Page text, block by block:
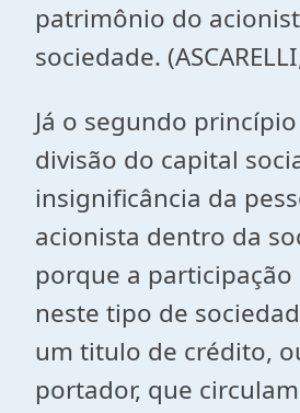
patrimônio do
sociedade.
Já o segundo
divisão do capital
insignificância da
acionista dentro da
porque a
neste tipo de
um titulo de crédito,
portador, que